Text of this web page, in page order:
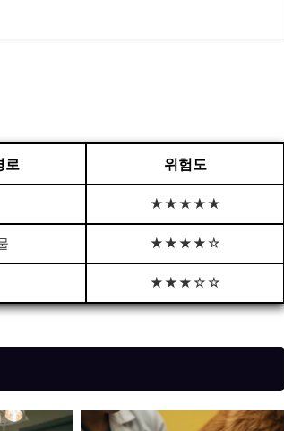
로 위험도
★★★★★
★★★★☆
★★★☆☆